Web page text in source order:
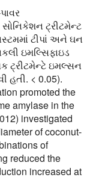
ટ્રીટમેન્ટ
ટીપાં અને ઘન
ઇમલ્સિફાઇડ
ટ્રીટમેન્ટે ઇમલ્સન
હતી. < 0.05).
promoted the
amylase in the
investigated
of coconut-
of
reduced the
increased at